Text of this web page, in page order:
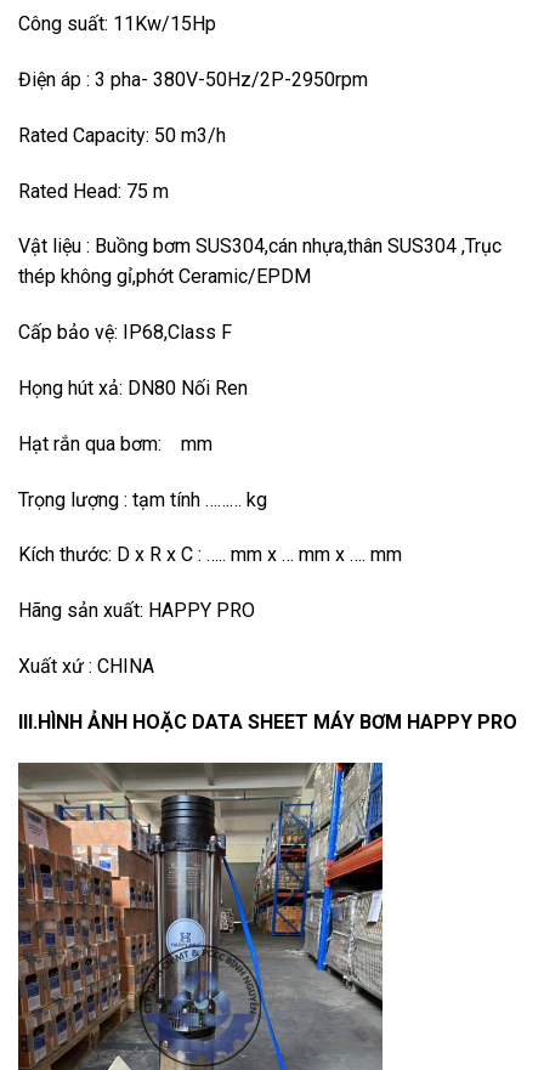
Công suất: 11Kw/15Hp
Điện áp : 3 pha- 380V-50Hz/2P-2950rpm
Rated Capacity: 50 m3/h
Rated Head: 75 m
Vật liệu : Buồng bơm SUS304,cán nhựa,thân SUS304 ,Trục
thép không gỉ,phớt Ceramic/EPDM
Cấp bảo vệ: IP68,Class F
Họng hút xả: DN80 Nối Ren
Hạt rắn qua bơm: mm
Trọng lượng : tạm tính ……… kg
Kích thước: D x R x C : ….. mm x … mm x …. mm
Hãng sản xuất: HAPPY PRO
Xuất xứ : CHINA
III.HÌNH ẢNH HOẶC DATA SHEET MÁY BƠM HAPPY PRO